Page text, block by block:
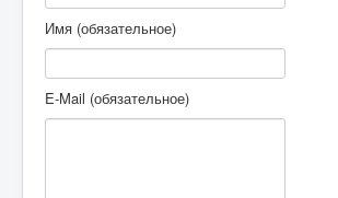
Имя (обязательное)
E-Mail (обязательное)